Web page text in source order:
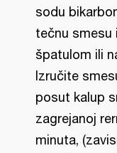
sodu
tečnu smesu
špatulom ili
Izručite
posut kalup
zagrejanoj
minuta,